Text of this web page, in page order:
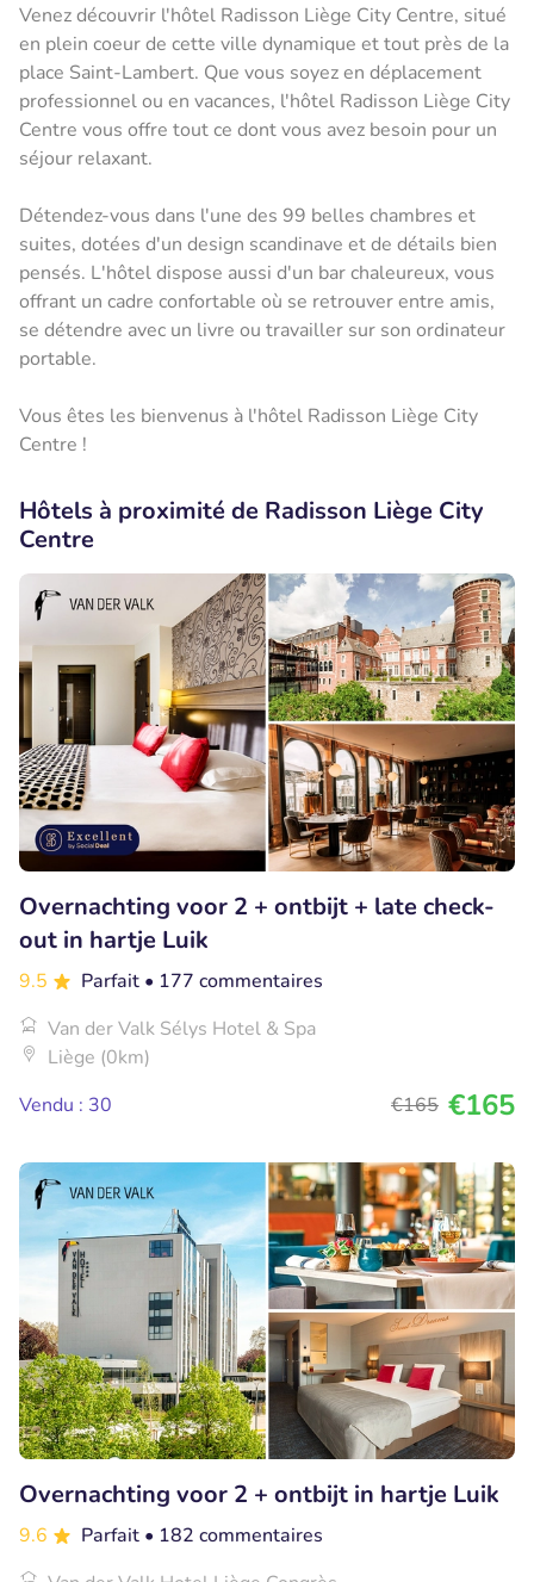
Venez découvrir l'hôtel Radisson Liège City Centre, situé
en plein coeur de cette ville dynamique et tout près de la
place Saint-Lambert. Que vous soyez en déplacement
professionnel ou en vacances, l'hôtel Radisson Liège City
Centre vous offre tout ce dont vous avez besoin pour un
séjour relaxant.
Détendez-vous dans l'une des 99 belles chambres et
suites, dotées d'un design scandinave et de détails bien
pensés. L'hôtel dispose aussi d'un bar chaleureux, vous
offrant un cadre confortable où se retrouver entre amis,
se détendre avec un livre ou travailler sur son ordinateur
portable.
Vous êtes les bienvenus à l'hôtel Radisson Liège City
Centre !
Hôtels à proximité de Radisson Liège City
Centre
Overnachting voor 2 + ontbijt + late check-
out in hartje Luik
9.5 Parfait • 177 commentaires
Van der Valk Sélys Hotel & Spa
Liège (0km)
Vendu : 30
€165 €165
Overnachting voor 2 + ontbijt in hartje Luik
9.6 Parfait • 182 commentaires